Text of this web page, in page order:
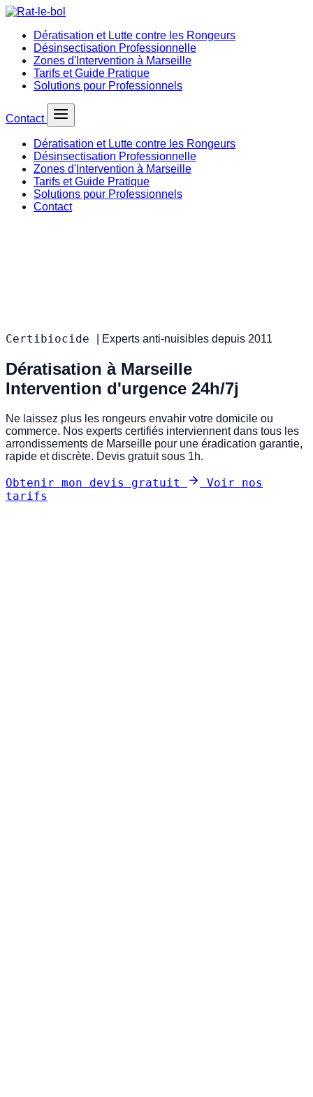
Dératisation et Lutte contre les Rongeurs
Désinsectisation Professionnelle
Zones d'Intervention à Marseille
Tarifs et Guide Pratique
Solutions pour Professionnels
Contact
Dératisation et Lutte contre les Rongeurs
Désinsectisation Professionnelle
Zones d'Intervention à Marseille
Tarifs et Guide Pratique
Solutions pour Professionnels
Contact
Certibiocide Experts anti-nuisibles depuis 2011
Dératisation à Marseille
Intervention d'urgence 24h/7j
Ne laissez plus les rongeurs envahir votre domicile ou
commerce. Nos experts certifiés interviennent dans tous les
arrondissements de Marseille pour une éradication garantie,
rapide et discrète. Devis gratuit sous 1h.
Obtenir mon devis gratuit
Voir nos
tarifs